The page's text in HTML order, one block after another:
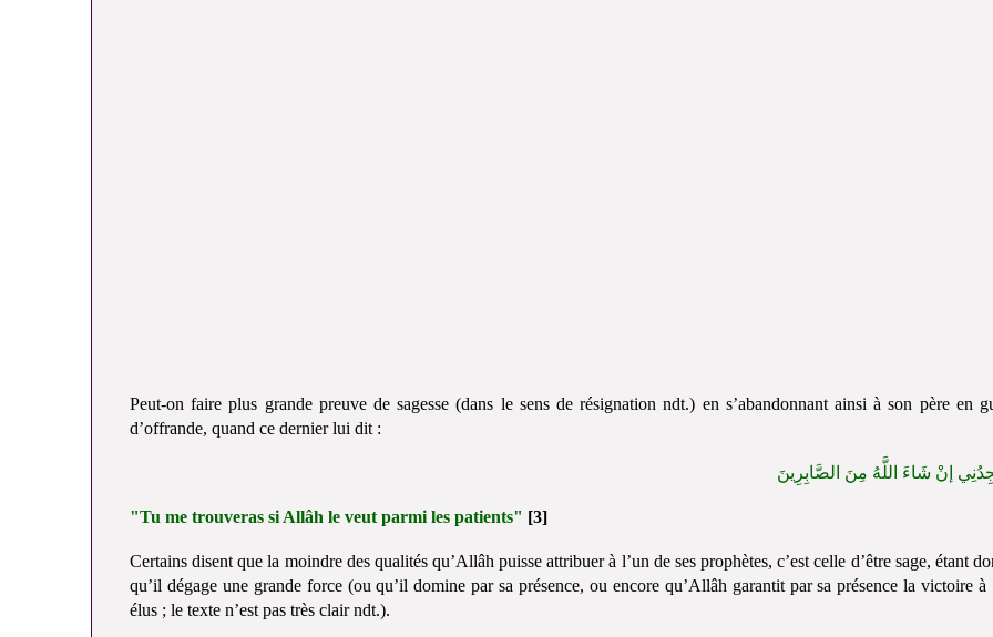
Peut-on faire plus grande preuve de sagesse (dans le sens de résignation ndt.) en s’abandonnant ainsi à son père en
d’offrande, quand ce dernier lui dit :
إنْ شَاءَ اللَّهُ مِنَ الصَّابِرِينَ
"Tu me trouveras si Allâh le veut parmi les patients" [3]
Certains disent que la moindre des qualités qu’Allâh puisse attribuer à l’un de ses prophètes, c’est celle d’être sage, étant
qu’il dégage une grande force (ou qu’il domine par sa présence, ou encore qu’Allâh garantit par sa présence la victoire à
élus ; le texte n’est pas très clair ndt.).